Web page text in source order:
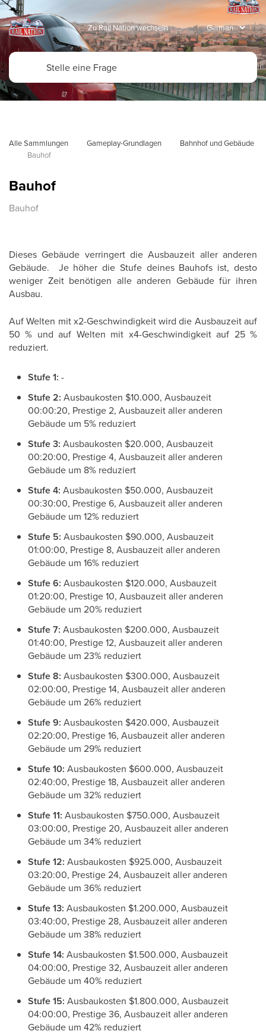
Zu Rail Nation wechseln
Alle Sammlungen Gameplay-Grundlagen
Bahnhof und Gebäude
Bauhof
Bauhof
Bauhof
Dieses Gebäude verringert die Ausbauzeit aller anderen
Gebäude. Je höher die Stufe deines Bauhofs ist, desto
weniger Zeit benötigen alle anderen Gebäude für ihren
Ausbau.
Auf Welten mit x2-Geschwindigkeit wird die Ausbauzeit auf
50 % und auf Welten mit x4-Geschwindigkeit auf 25 %
reduziert.
Stufe 1: -
Stufe 2: Ausbaukosten $10.000, Ausbauzeit
00:00:20, Prestige 2, Ausbauzeit aller anderen
Gebäude um 5% reduziert
Stufe 3: Ausbaukosten $20.000, Ausbauzeit
00:20:00, Prestige 4, Ausbauzeit aller anderen
Gebäude um 8% reduziert
Stufe 4: Ausbaukosten $50.000, Ausbauzeit
00:30:00, Prestige 6, Ausbauzeit aller anderen
Gebäude um 12% reduziert
Stufe 5: Ausbaukosten $90.000, Ausbauzeit
01:00:00, Prestige 8, Ausbauzeit aller anderen
Gebäude um 16% reduziert
Stufe 6: Ausbaukosten $120.000, Ausbauzeit
01:20:00, Prestige 10, Ausbauzeit aller anderen
Gebäude um 20% reduziert
Stufe 7: Ausbaukosten $200.000, Ausbauzeit
01:40:00, Prestige 12, Ausbauzeit aller anderen
Gebäude um 23% reduziert
Stufe 8: Ausbaukosten $300.000, Ausbauzeit
02:00:00, Prestige 14, Ausbauzeit aller anderen
Gebäude um 26% reduziert
Stufe 9: Ausbaukosten $420.000, Ausbauzeit
02:20:00, Prestige 16, Ausbauzeit aller anderen
Gebäude um 29% reduziert
Stufe 10: Ausbaukosten $600.000, Ausbauzeit
02:40:00, Prestige 18, Ausbauzeit aller anderen
Gebäude um 32% reduziert
Stufe 11: Ausbaukosten $750.000, Ausbauzeit
03:00:00, Prestige 20, Ausbauzeit aller anderen
Gebäude um 34% reduziert
Stufe 12: Ausbaukosten $925.000, Ausbauzeit
03:20:00, Prestige 24, Ausbauzeit aller anderen
Gebäude um 36% reduziert
Stufe 13: Ausbaukosten $1.200.000, Ausbauzeit
03:40:00, Prestige 28, Ausbauzeit aller anderen
Gebäude um 38% reduziert
Stufe 14: Ausbaukosten $1.500.000, Ausbauzeit
04:00:00, Prestige 32, Ausbauzeit aller anderen
Gebäude um 40% reduziert
Stufe 15: Ausbaukosten $1.800.000, Ausbauzeit
04:00:00, Prestige 36, Ausbauzeit aller anderen
Gebäude um 42% reduziert